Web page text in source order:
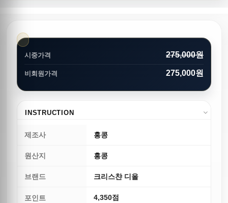
시중가격 275,000원
비회원가격 275,000원
INSTRUCTION
제조사 홍콩
원산지 홍콩
브랜드 크리스챤 디올
포인트 4,350점